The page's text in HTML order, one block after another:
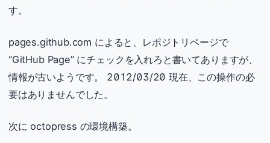
す。
pages.github.com によると、レポジトリページで
“GitHub Page” にチェックを入れろと書いてありますが、
情報が古いようです。 2012/03/20 現在、この操作の必
要はありませんでした。
次に octopress の環境構築。